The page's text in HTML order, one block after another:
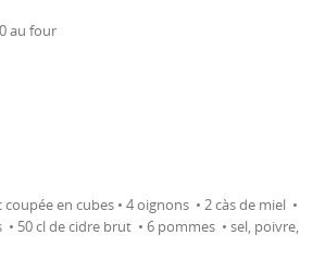
au four
coupée en cubes • 4 oignons • 2 càs de miel •
• 50 cl de cidre brut • 6 pommes • sel, poivre,